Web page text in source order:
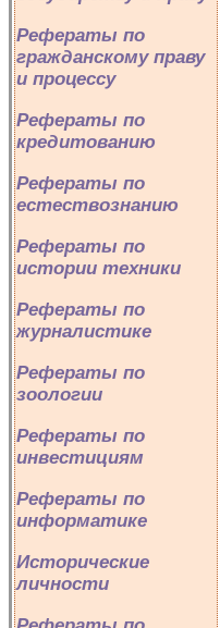
Рефераты по
гражданскому праву
и процессу
Рефераты по
кредитованию
Рефераты по
естествознанию
Рефераты по
истории техники
Рефераты по
журналистике
Рефераты по
зоологии
Рефераты по
инвестициям
Рефераты по
информатике
Исторические
личности